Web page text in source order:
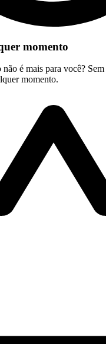
momento
não é mais para você?
momento.